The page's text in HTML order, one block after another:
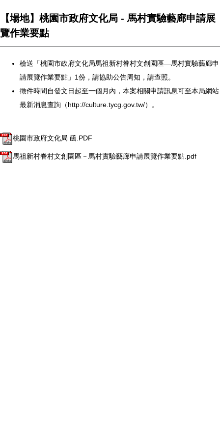
【場地】桃園市政府文化局 - 馬村實驗藝廊申請展
覽作業要點
檢送「桃園市政府文化局馬祖新村眷村文創園區—馬村實驗藝廊申
請展覽作業要點」1份，請協助公告周知，請查照。
徵件時間自發文日起至一個月內， 本案相關申請訊息可至本局網站
最新消息查詢（http://culture.tycg.gov.tw/）。
桃園市政府文化局 函.PDF
馬祖新村眷村文創園區－馬村實驗藝廊申請展覽作業要點.pdf